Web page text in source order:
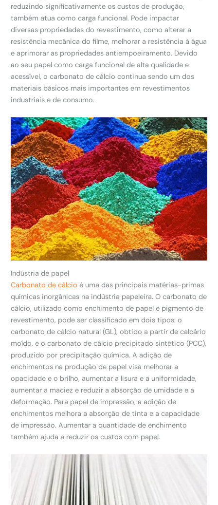
reduzindo significativamente os custos de produção,
também atua como carga funcional. Pode impactar
diversas propriedades do revestimento, como alterar a
resistência mecânica do filme, melhorar a resistência à água
e aprimorar as propriedades antiempoeiramento. Devido
ao seu papel como carga funcional de alta qualidade e
acessível, o carbonato de cálcio continua sendo um dos
materiais básicos mais importantes em revestimentos
industriais e de consumo.
Indústria de papel
Carbonato de cálcio é uma das principais matérias-primas
químicas inorgânicas na indústria papeleira. O carbonato de
cálcio, utilizado como enchimento de papel e pigmento de
revestimento, pode ser classificado em dois tipos: o
carbonato de cálcio natural (GL), obtido a partir de calcário
moído, e o carbonato de cálcio precipitado sintético (PCC),
produzido por precipitação química. A adição de
enchimentos na produção de papel visa melhorar a
opacidade e o brilho, aumentar a lisura e a uniformidade,
aumentar a maciez e reduzir a absorção de umidade e a
deformação. Para papel de impressão, a adição de
enchimentos melhora a absorção de tinta e a capacidade
de impressão. Aumentar a quantidade de enchimento
também ajuda a reduzir os custos com papel.